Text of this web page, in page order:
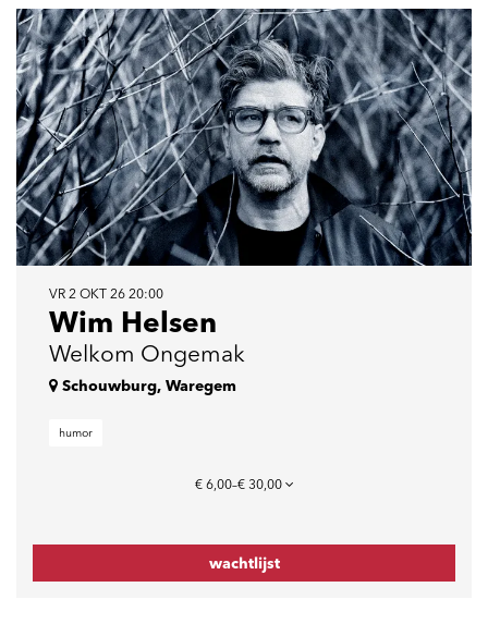
Wim Helsen
Welkom Ongemak
VR 2 OKT 26 20:00
Schouwburg, Waregem
humor
€ 6,00–€ 30,00
wachtlijst